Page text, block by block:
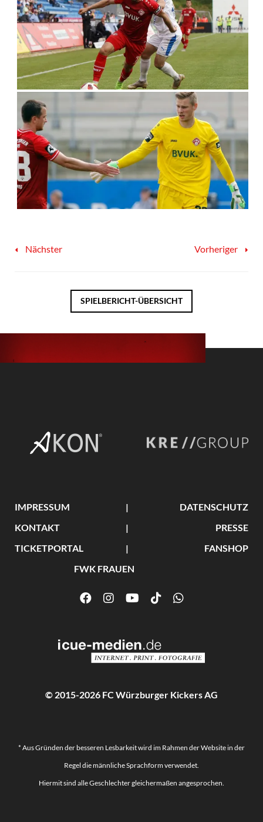
Nächster Vorheriger
SPIELBERICHT-ÜBERSICHT
IMPRESSUM
DATENSCHUTZ
KONTAKT
PRESSE
TICKETPORTAL
FANSHOP
FWK FRAUEN
© 2015-2026 FC Würzburger Kickers AG
* Aus Gründen der besseren Lesbarkeit wird im Rahmen der Website in der
Regel die männliche Sprachform verwendet.
Hiermit sind alle Geschlechter gleichermaßen angesprochen.